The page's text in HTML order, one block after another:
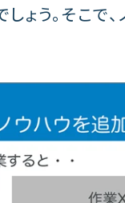
ょう。そこで